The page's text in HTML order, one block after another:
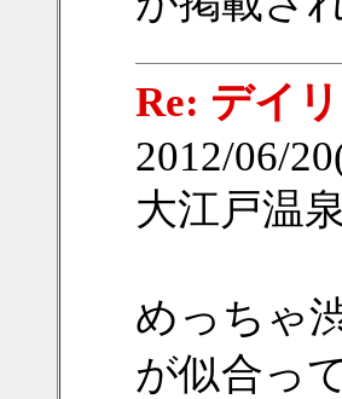
Re: デイ
2012/06/
大江戸温
めっちゃ
が似合っ